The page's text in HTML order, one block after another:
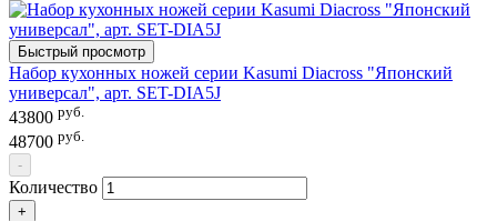
Быстрый просмотр
Набор кухонных ножей серии Kasumi Diacross "Японский
универсал", арт. SET-DIA5J
43800 руб.
48700 руб.
-
Количество
+